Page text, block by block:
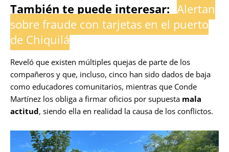
También te puede interesar: Alertan
sobre fraude con tarjetas en el puerto
de Chiquilá
Reveló que existen múltiples quejas de parte de los
compañeros y que, incluso, cinco han sido dados de baja
como educadores comunitarios, mientras que Conde
Martínez los obliga a firmar oficios por supuesta mala
actitud, siendo ella en realidad la causa de los conflictos.